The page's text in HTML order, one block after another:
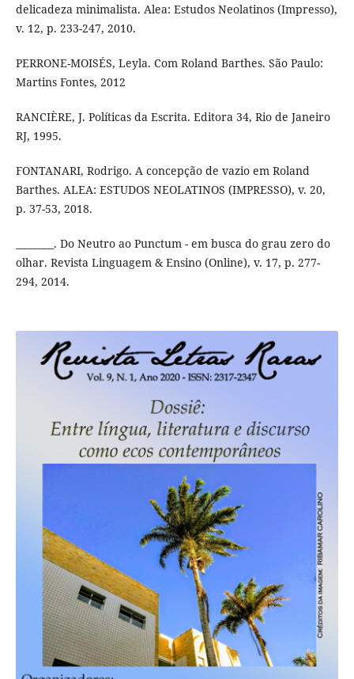
delicadeza minimalista. Alea: Estudos Neolatinos (Impresso),
v. 12, p. 233-247, 2010.
PERRONE-MOISÉS, Leyla. Com Roland Barthes. São Paulo:
Martins Fontes, 2012
RANCIÈRE, J. Políticas da Escrita. Editora 34, Rio de Janeiro
RJ, 1995.
FONTANARI, Rodrigo. A concepção de vazio em Roland
Barthes. ALEA: ESTUDOS NEOLATINOS (IMPRESSO), v. 20,
p. 37-53, 2018.
________. Do Neutro ao Punctum - em busca do grau zero do
olhar. Revista Linguagem & Ensino (Online), v. 17, p. 277-
294, 2014.